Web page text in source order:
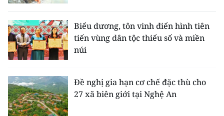
Biểu dương, tôn vinh điển hình tiên
tiến vùng dân tộc thiểu số và miền
núi
Đề nghị gia hạn cơ chế đặc thù cho
27 xã biên giới tại Nghệ An